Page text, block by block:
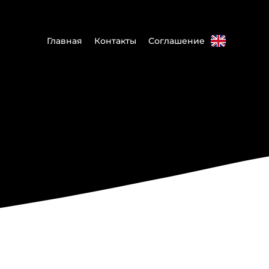
Главная Контакты Соглашение